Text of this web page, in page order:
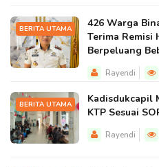
BERITA UTAMA
426 Warga
Terima Remisi
Berpeluang
Rayendi
BERITA UTAMA
Kadisdukcapil
KTP Sesuai
Rayendi